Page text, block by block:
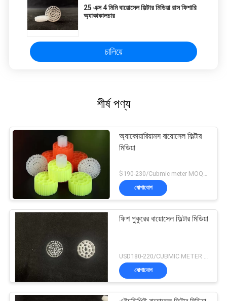
25 এক্স 4 মিমি বায়োসেল ফিল্টার মিডিয়া রাস ফিশারি
অ্যাকাকালচার
চালিয়ে
শীর্ষ পণ্য
অ্যাকোয়ারিয়ামস বায়োসেল ফিল্টার
মিডিয়া
$190-230/Cubmic meter MOQ:1CubmicMeter
যোগাযোগ
ফিশ পুকুরের বায়োসেল ফিল্টার মিডিয়া
যোগাযোগ